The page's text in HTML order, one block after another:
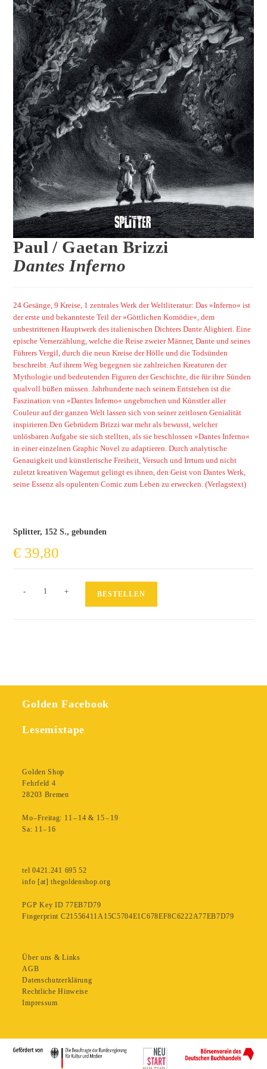
Paul / Gaetan Brizzi
Dantes Inferno
24 Gesänge, 9 Kreise, 1 zentrales Werk der Weltliteratur: Das »Inferno« ist
der erste und bekannteste Teil der »Göttlichen Komödie«, dem
unbestrittenen Hauptwerk des italienischen Dichters Dante Alighieri. Eine
epische Verserzählung, welche die Reise zweier Männer, Dante und seines
Führers Vergil, durch die neun Kreise der Hölle und die Todsünden
beschreibt. Auf ihrem Weg begegnen sie zahlreichen Kreaturen der
Mythologie und bedeutenden Figuren der Geschichte, die für ihre Sünden
qualvoll büßen müssen. Jahrhunderte nach seinem Entstehen ist die
Faszination von »Dantes Inferno« ungebrochen und Künstler aller
Couleur auf der ganzen Welt lassen sich von seiner zeitlosen Genialität
inspirieren.Den Gebrüdern Brizzi war mehr als bewusst, welcher
unlösbaren Aufgabe sie sich stellten, als sie beschlossen »Dantes Inferno«
in einer einzelnen Graphic Novel zu adaptieren. Durch analytische
Genauigkeit und künstlerische Freiheit, Versuch und Irrtum und nicht
zuletzt kreativen Wagemut gelingt es ihnen, den Geist von Dantes Werk,
seine Essenz als opulenten Comic zum Leben zu erwecken. (Verlagstext)
Splitter, 152 S., gebunden
€ 39,80
- + BESTELLEN
Golden Facebook
Lesemixtape
Golden Shop
Fehrfeld 4
28203 Bremen
Mo–Freitag: 11 – 14 & 15 – 19
Sa: 11– 16
tel 0421.241 695 52
info [at] thegoldenshop.org
PGP Key ID 77EB7D79
Fingerprint C21556411A15C5704E1C678EF8C6222A77EB7D79
Über uns & Links
AGB
Datenschutzerklärung
Rechtliche Hinweise
Impressum